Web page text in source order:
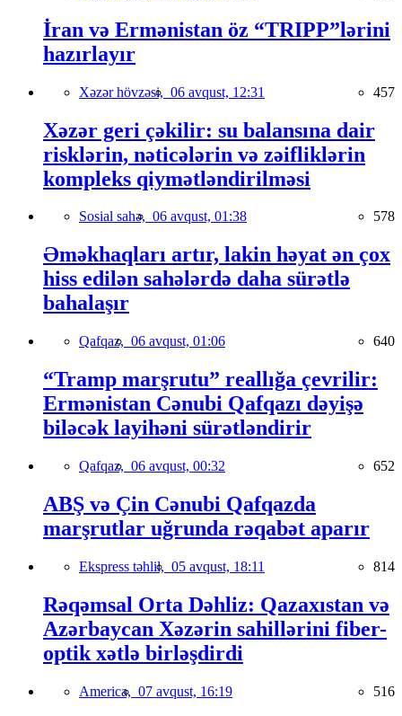
İran və Ermənistan öz “TRIPP”lərini
hazırlayır
Xəzər hövzəsi, 06 avqust, 12:31 457
Xəzər geri çəkilir: su balansına dair
risklərin, nəticələrin və zəifliklərin
kompleks qiymətləndirilməsi
Sosial sahə, 06 avqust, 01:38 578
Əməkhaqları artır, lakin həyat ən çox
hiss edilən sahələrdə daha sürətlə
bahalaşır
Qafqaz, 06 avqust, 01:06 640
“Tramp marşrutu” reallığa çevrilir:
Ermənistan Cənubi Qafqazı dəyişə
biləcək layihəni sürətləndirir
Qafqaz, 06 avqust, 00:32 652
ABŞ və Çin Cənubi Qafqazda
marşrutlar uğrunda rəqabət aparır
Ekspress təhlil, 05 avqust, 18:11 814
Rəqəmsal Orta Dəhliz: Qazaxıstan və
Azərbaycan Xəzərin sahillərini fiber-
optik xətlə birləşdirdi
America, 07 avqust, 16:19 516